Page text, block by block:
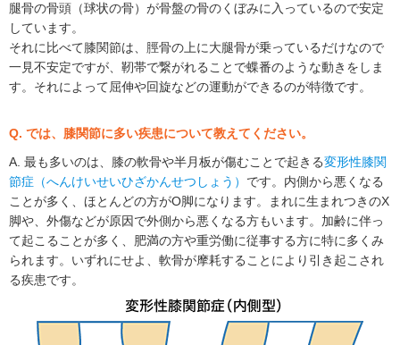
腿骨の骨頭（球状の骨）が骨盤の骨のくぼみに入っているので安定
しています。
それに比べて膝関節は、脛骨の上に大腿骨が乗っているだけなので
一見不安定ですが、靭帯で繋がれることで蝶番のような動きをしま
す。それによって屈伸や回旋などの運動ができるのが特徴です。
Q. では、膝関節に多い疾患について教えてください。
A. 最も多いのは、膝の軟骨や半月板が傷むことで起きる変形性膝関
節症（へんけいせいひざかんせつしょう） です。内側から悪くなる
ことが多く、ほとんどの方がO脚になります。まれに生まれつきのX
脚や、外傷などが原因で外側から悪くなる方もいます。加齢に伴っ
て起こることが多く、肥満の方や重労働に従事する方に特に多くみ
られます。いずれにせよ、軟骨が摩耗することにより引き起こされ
る疾患です。